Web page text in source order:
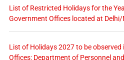
List of Restricted Holidays for the
Government Offices located at Delhi/
List of Holidays 2027 to be observed
Offices: Department of Personnel